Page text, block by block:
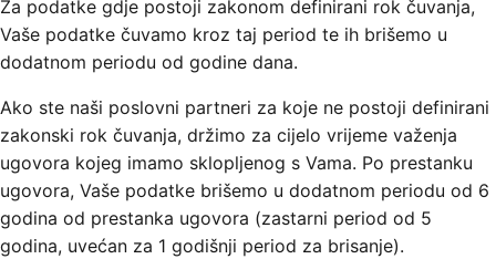
Za podatke gdje postoji zakonom definirani rok čuvanja,
Vaše podatke čuvamo kroz taj period te ih brišemo u
dodatnom periodu od godine dana.
Ako ste naši poslovni partneri za koje ne postoji definirani
zakonski rok čuvanja, držimo za cijelo vrijeme važenja
ugovora kojeg imamo sklopljenog s Vama. Po prestanku
ugovora, Vaše podatke brišemo u dodatnom periodu od 6
godina od prestanka ugovora (zastarni period od 5
godina, uvećan za 1 godišnji period za brisanje).